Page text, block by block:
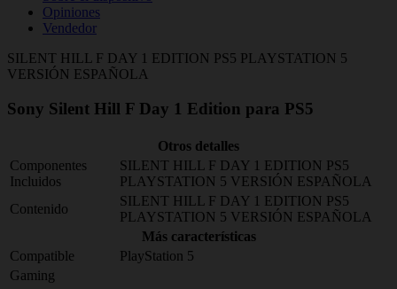
Opiniones
Vendedor
SILENT HILL F DAY 1 EDITION PS5 PLAYSTATION 5
VERSIÓN ESPAÑOLA
Sony Silent Hill F Day 1 Edition para PS5
Otros detalles
Componentes
Incluidos
SILENT HILL F DAY 1 EDITION PS5
PLAYSTATION 5 VERSIÓN ESPAÑOLA
Contenido
SILENT HILL F DAY 1 EDITION PS5
PLAYSTATION 5 VERSIÓN ESPAÑOLA
Más características
Compatible
PlayStation 5
Gaming